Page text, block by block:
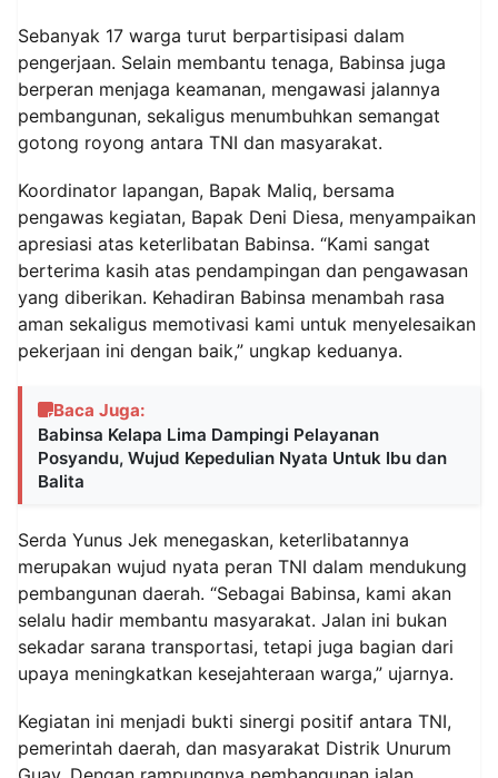
Sebanyak 17 warga turut berpartisipasi dalam
pengerjaan. Selain membantu tenaga, Babinsa juga
berperan menjaga keamanan, mengawasi jalannya
pembangunan, sekaligus menumbuhkan semangat
gotong royong antara TNI dan masyarakat.
Koordinator lapangan, Bapak Maliq, bersama
pengawas kegiatan, Bapak Deni Diesa, menyampaikan
apresiasi atas keterlibatan Babinsa. “Kami sangat
berterima kasih atas pendampingan dan pengawasan
yang diberikan. Kehadiran Babinsa menambah rasa
aman sekaligus memotivasi kami untuk menyelesaikan
pekerjaan ini dengan baik,” ungkap keduanya.
Baca Juga:
Babinsa Kelapa Lima Dampingi Pelayanan
Posyandu, Wujud Kepedulian Nyata Untuk Ibu dan
Balita
Serda Yunus Jek menegaskan, keterlibatannya
merupakan wujud nyata peran TNI dalam mendukung
pembangunan daerah. “Sebagai Babinsa, kami akan
selalu hadir membantu masyarakat. Jalan ini bukan
sekadar sarana transportasi, tetapi juga bagian dari
upaya meningkatkan kesejahteraan warga,” ujarnya.
Kegiatan ini menjadi bukti sinergi positif antara TNI,
pemerintah daerah, dan masyarakat Distrik Unurum